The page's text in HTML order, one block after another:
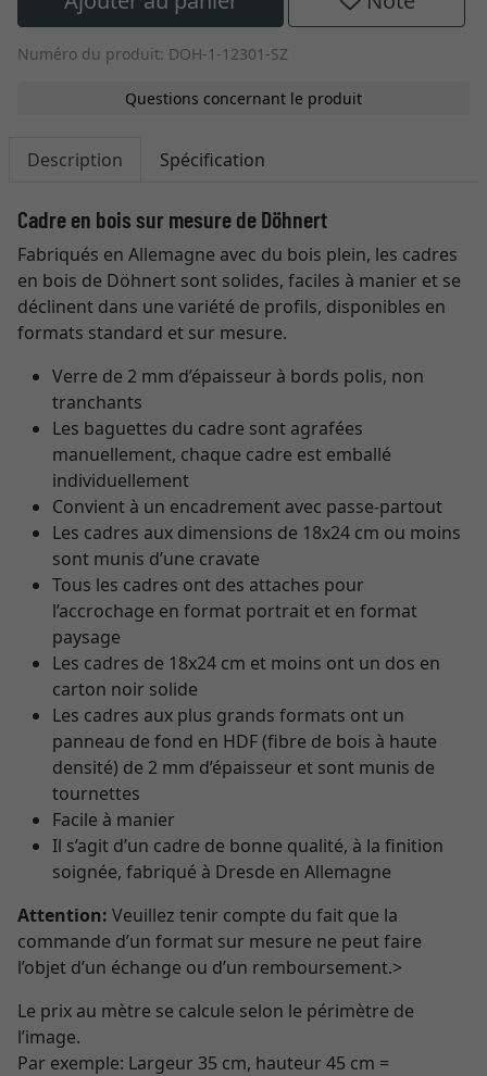
Numéro du produit: DOH-1-12301-SZ
Questions concernant le produit
Description Spécification
Cadre en bois sur mesure de Döhnert
Fabriqués en Allemagne avec du bois plein, les cadres
en bois de Döhnert sont solides, faciles à manier et se
déclinent dans une variété de profils, disponibles en
formats standard et sur mesure.
Verre de 2 mm d’épaisseur à bords polis, non
tranchants
Les baguettes du cadre sont agrafées
manuellement, chaque cadre est emballé
individuellement
Convient à un encadrement avec passe-partout
Les cadres aux dimensions de 18x24 cm ou moins
sont munis d’une cravate
Tous les cadres ont des attaches pour
l’accrochage en format portrait et en format
paysage
Les cadres de 18x24 cm et moins ont un dos en
carton noir solide
Les cadres aux plus grands formats ont un
panneau de fond en HDF (fibre de bois à haute
densité) de 2 mm d’épaisseur et sont munis de
tournettes
Facile à manier
Il s’agit d’un cadre de bonne qualité, à la finition
soignée, fabriqué à Dresde en Allemagne
Attention: Veuillez tenir compte du fait que la
commande d’un format sur mesure ne peut faire
l’objet d’un échange ou d’un remboursement.>
Le prix au mètre se calcule selon le périmètre de
l’image.
Par exemple: Largeur 35 cm, hauteur 45 cm =